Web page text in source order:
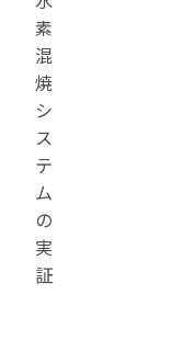
素
混
焼
シ
ス
テ
ム
の
実
証